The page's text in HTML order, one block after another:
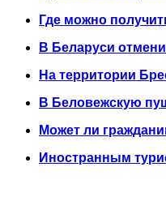
Где можно
В Беларуси
На территории
В Беловежскую
Может ли
Иностранным